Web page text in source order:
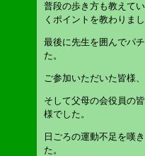
普段の歩き方も教えて
くポイントを教わりま
最後に先生を囲んでパ
た。
ご参加いただいた皆様
そして父母の会役員の
様でした。
日ごろの運動不足を嘆
た。